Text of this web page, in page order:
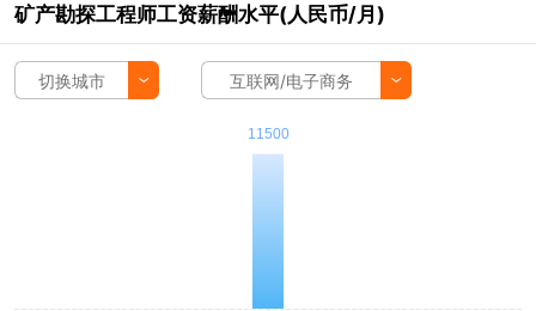
矿产勘探工程师工资薪酬水平(人民币/月)
切换城市 互联网/电子商务